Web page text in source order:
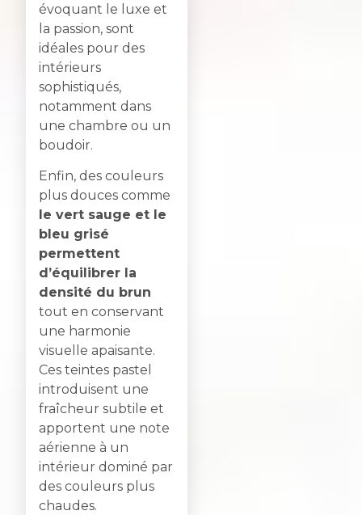
évoquant le luxe et
la passion, sont
idéales pour des
intérieurs
sophistiqués,
notamment dans
une chambre ou un
boudoir.
Enfin, des couleurs
plus douces comme
le vert sauge et le
bleu grisé
permettent
d’équilibrer la
densité du brun
tout en conservant
une harmonie
visuelle apaisante.
Ces teintes pastel
introduisent une
fraîcheur subtile et
apportent une note
aérienne à un
intérieur dominé par
des couleurs plus
chaudes.